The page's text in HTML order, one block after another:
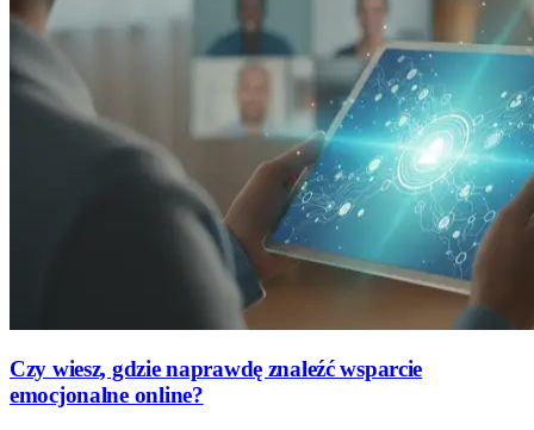
Czy wiesz, gdzie naprawdę znaleźć wsparcie
emocjonalne online?